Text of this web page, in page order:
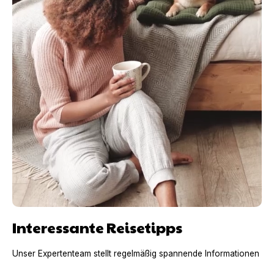
Interessante Reisetipps
Unser Expertenteam stellt regelmäßig spannende Informationen